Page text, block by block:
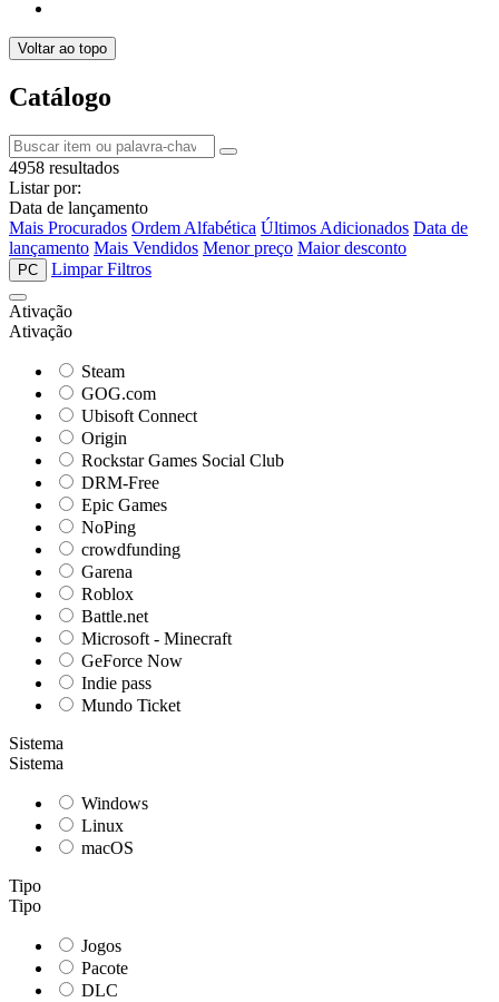
Voltar ao topo
Catálogo
4958 resultados
Listar por:
Data de lançamento
Mais Procurados Ordem Alfabética Últimos Adicionados Data de
lançamento Mais Vendidos Menor preço Maior desconto
PC Limpar Filtros
Ativação
Ativação
Steam
GOG.com
Ubisoft Connect
Origin
Rockstar Games Social Club
DRM-Free
Epic Games
NoPing
crowdfunding
Garena
Roblox
Battle.net
Microsoft - Minecraft
GeForce Now
Indie pass
Mundo Ticket
Sistema
Sistema
Windows
Linux
macOS
Tipo
Tipo
Jogos
Pacote
DLC